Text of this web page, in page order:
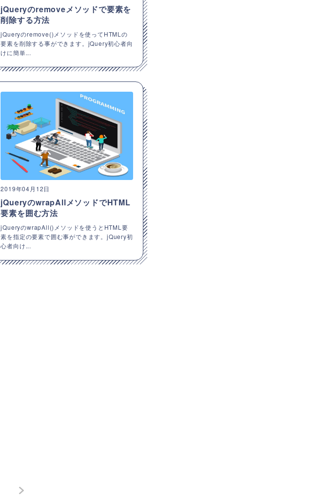
jQueryのremoveメソッドで要素を
削除する方法
jQueryのremove()メソッドを使ってHTMLの
要素を削除する事ができます。jQuery初心者向
けに簡単...
2019年04月12日
jQueryのwrapAllメソッドでHTML
要素を囲む方法
jQueryのwrapAll()メソッドを使うとHTML要
素を指定の要素で囲む事ができます。jQuery初
心者向け...